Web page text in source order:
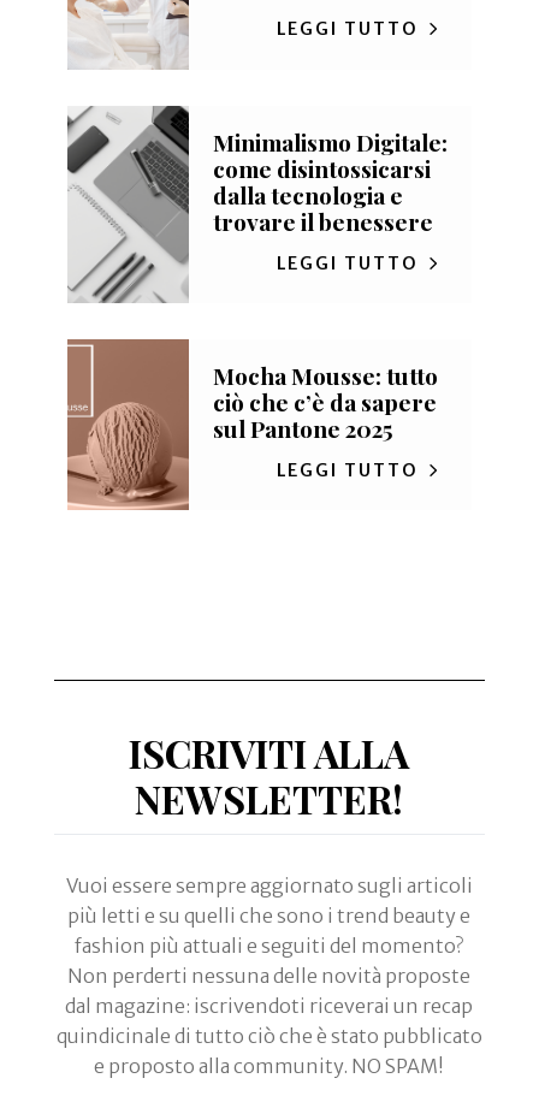
LEGGI TUTTO
Minimalismo Digitale:
come disintossicarsi
dalla tecnologia e
trovare il benessere
LEGGI TUTTO
Mocha Mousse: tutto
ciò che c’è da sapere
sul Pantone 2025
LEGGI TUTTO
ISCRIVITI ALLA
NEWSLETTER!
Vuoi essere sempre aggiornato sugli articoli
più letti e su quelli che sono i trend beauty e
fashion più attuali e seguiti del momento?
Non perderti nessuna delle novità proposte
dal magazine: iscrivendoti riceverai un recap
quindicinale di tutto ciò che è stato pubblicato
e proposto alla community. NO SPAM!